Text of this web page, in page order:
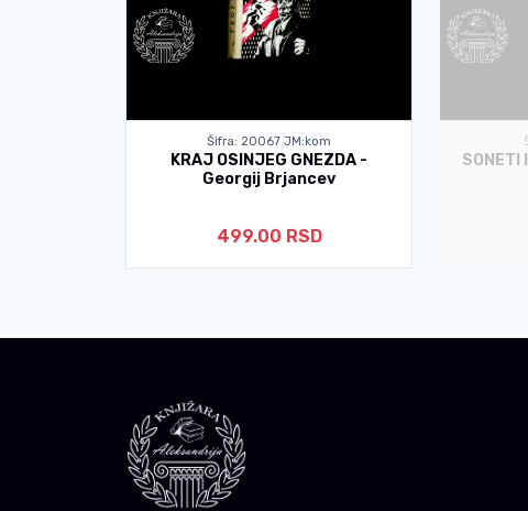
Šifra: 20067 JM:kom
KRAJ OSINJEG GNEZDA -
Georgij Brjancev
499.00 RSD
SONETI